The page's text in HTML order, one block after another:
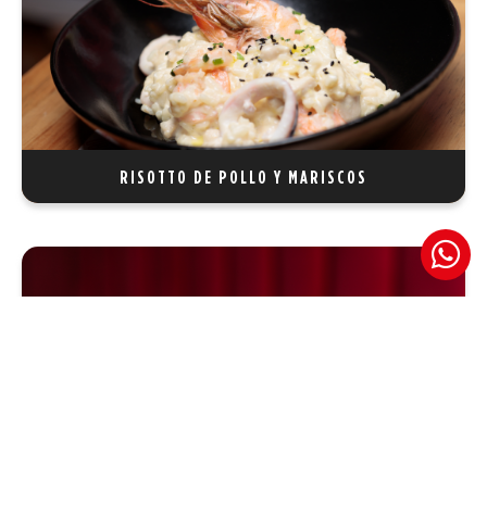
RISOTTO DE POLLO Y MARISCOS
Arroz arborio cremoso, con una deliciosa combinación de
pollo, camarones y calamares, creando una mezcla de
sabores marinos y terrestres que te sorprenderán.
REF 30